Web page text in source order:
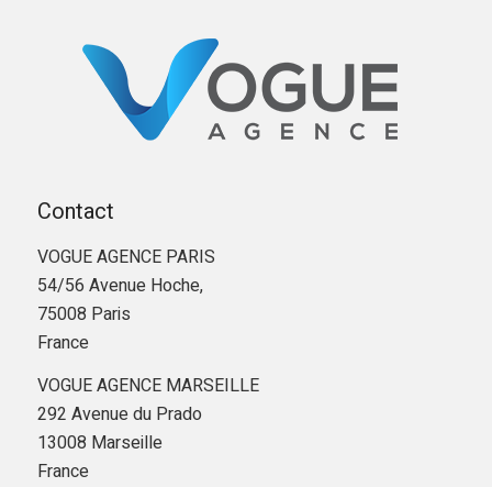
Contact
VOGUE AGENCE PARIS
54/56 Avenue Hoche,
75008 Paris
France
VOGUE AGENCE MARSEILLE
292 Avenue du Prado
13008 Marseille
France